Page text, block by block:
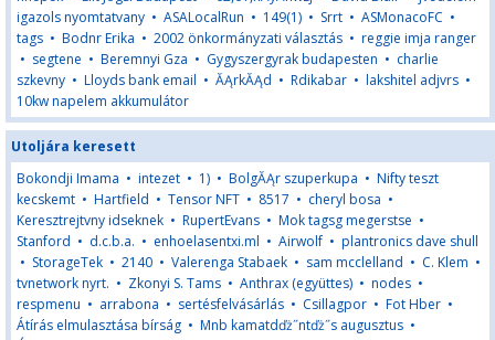
igazols nyomtatvany • ASALocalRun • 149(1) • Srrt • ASMonacoFC •
tags • Bodnr Erika • 2002 önkormányzati választás • reggie imja ranger
• segtene • Beremnyi Gza • Gygyszergyrak budapesten • charlie
szkevny • Lloyds bank email • ĂĄrkĂĄd • Rdikabar • lakshitel adjvrs •
10kw napelem akkumulátor
Utoljára keresett
Bokondji Imama • intezet • 1) • BolgĂĄr szuperkupa • Nifty teszt
kecskemt • Hartfield • Tensor NFT • 8517 • cheryl bosa •
Keresztrejtvny idseknek • RupertEvans • Mok tagsg megerstse •
Stanford • d.c.b.a. • enhoelasentxi.ml • Airwolf • plantronics dave shull
• StorageTek • 2140 • Valerenga Stabaek • sam mcclelland • C. Klem •
tvnetwork nyrt. • Zkonyi S. Tams • Anthrax (együttes) • nodes •
respmenu • arrabona • sertésfelvásárlás • Csillagpor • Fot Hber •
Átírás elmulasztása bírság • Mnb kamatdďż˝ntďż˝s augusztus •